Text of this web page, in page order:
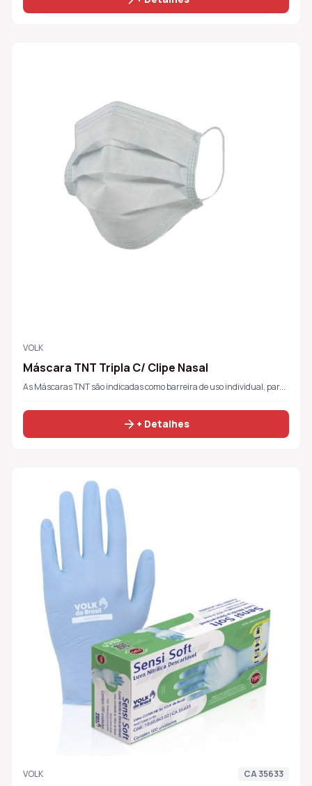
VOLK
Máscara TNT Tripla C/ Clipe Nasal
As Máscaras TNT são indicadas como barreira de uso individual, par...
arrow_forward + Detalhes
VOLK CA 35633